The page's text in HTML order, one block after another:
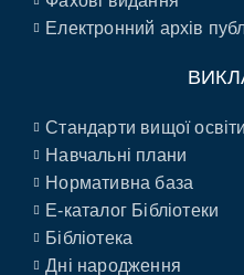
Електронний архів
Стандарти вищої освіти
Навчальні плани
Нормативна база
E-каталог Бібліотеки
Бібліотека
Дні народження